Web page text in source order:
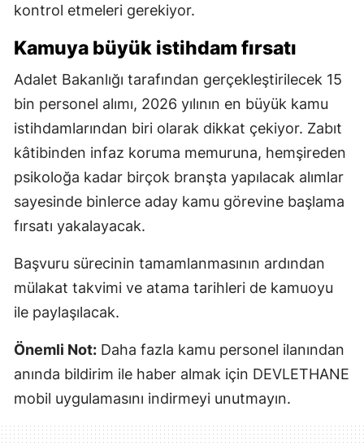
kontrol etmeleri gerekiyor.
Kamuya büyük istihdam fırsatı
Adalet Bakanlığı tarafından gerçekleştirilecek 15
bin personel alımı, 2026 yılının en büyük kamu
istihdamlarından biri olarak dikkat çekiyor. Zabıt
kâtibinden infaz koruma memuruna, hemşireden
psikoloğa kadar birçok branşta yapılacak alımlar
sayesinde binlerce aday kamu görevine başlama
fırsatı yakalayacak.
Başvuru sürecinin tamamlanmasının ardından
mülakat takvimi ve atama tarihleri de kamuoyu
ile paylaşılacak.
Önemli Not: Daha fazla kamu personel ilanından
anında bildirim ile haber almak için DEVLETHANE
mobil uygulamasını indirmeyi unutmayın.